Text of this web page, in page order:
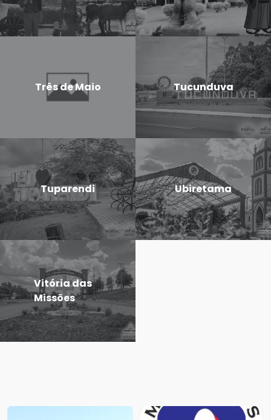
Três de Maio Tucunduva
Tuparendi Ubiretama
Vitória das
Missões